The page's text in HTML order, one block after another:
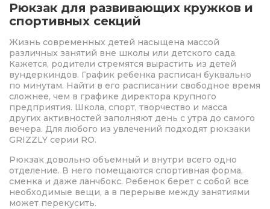
Рюкзак для развивающих кружков и
спортивных секций
Жизнь современных детей насыщена массой
различных занятий вне школы или детского сада.
Кажется, родители стремятся вырастить из детей
вундеркиндов. График ребенка расписан буквально
по минутам. Найти в его расписании свободное время
сложнее, чем в графике директора крупного
предприятия. Школа, спорт, творчество и масса
других активностей заполняют день с утра до самого
вечера. Для любого из увлечений подходят рюкзаки
GRIZZLY серии RO.
Рюкзак довольно объемный и внутри всего одно
отделение. В него помещаются спортивная форма,
сменка и даже ланчбокс. Ребенок берет с собой все
необходимые вещи, а в перерыве между занятиями
может перекусить.